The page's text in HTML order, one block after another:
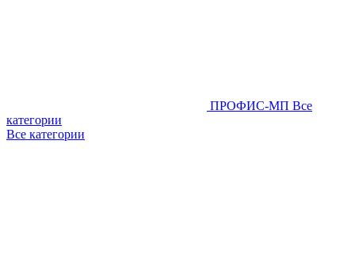
ПРОФИС-МП Все
категории
Все категории